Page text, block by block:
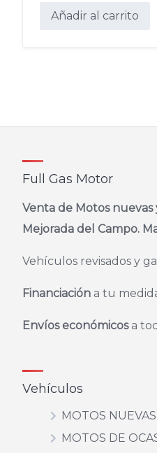
Añadir al carrito
Full Gas Motor
Venta de Motos
Mejorada del Campo.
Vehículos revisados y
Financiación a tu
Envíos económicosa
Vehículos
MOTOS NUEVAS
MOTOS DE